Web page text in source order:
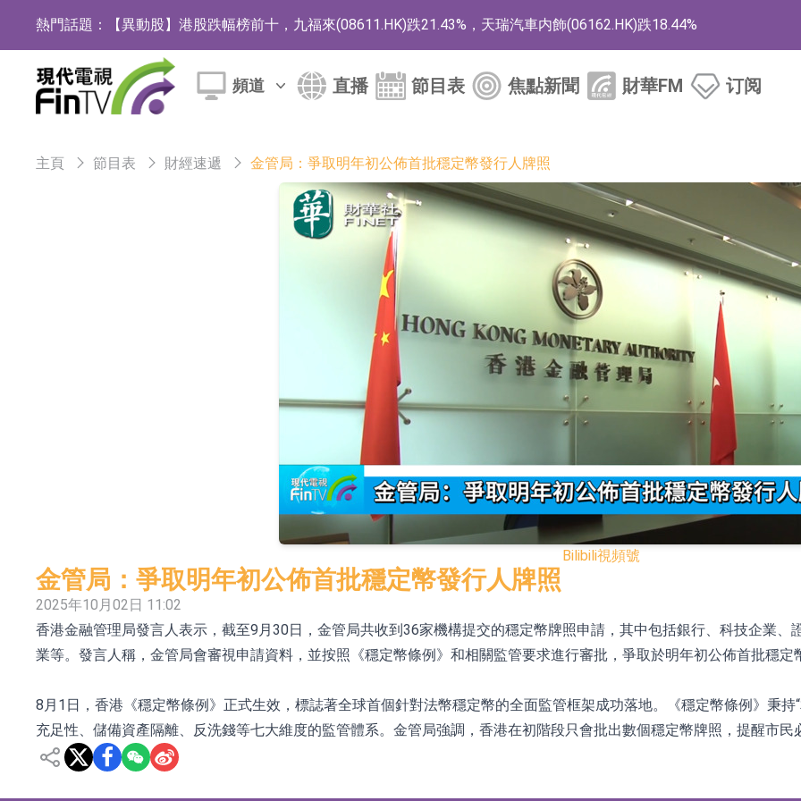
熱門話題： 【異動股】港股跌幅榜前十，九福來(08611.HK)跌21.43%，天瑞汽車内飾(06162.HK)跌18.44%
【異動股】港股漲幅榜前十，佳明集團控股(01271.HK)漲+78.22%，拿森科技(02261.HK)漲+64.11%
斯迪克：公司為國內摺疊屏核心功能材料供應商
聚辰股份：公司VPD芯片已順利通過目標客戶的測試認證
上期所：7月份對11個實際控制關系賬戶組採取限制開倉的監管措施
特發服務：成功中標嗶哩嗶哩上海濱江總部物業服務項目
亞太股份：公司是零跑汽車和Stellantis集團的供應商
理工雷科面向邊緣AI場景推出"山海"系列智算模組 系列產品基於國產CPU與GPU構建
【異動股】醫療研發外包板塊拉升，博騰股份(300363.CN)漲20.02%
依米康：海外交付以東南亞、中東市場為主 並已取得歐美相關認證
上交所：財通多策略福鑫定期開放靈活配置混合型發起式證券投資基金臨時停牌
上交所：景順長城全球半導體芯片產業股票型證券投資基金臨時停牌
【異動股】港股跌幅榜前十，卡森國際(00496.HK)跌22.40%，九福來(08611.HK)跌21.01%
【異動股】港股漲幅榜前十，拿森科技(02261.HK)漲+75.05%，辰興發展(02286.HK)漲+64.91%
神火股份：新疆神火鋁水轉化率已100%
【異動股】焦炭Ⅲ板塊下挫，陝西黑貓(601015.CN)跌8.38%
浙江證監局對財通證券股份有限公司採取出具警示函措施
山金國際：港股上市工作正常推進中
頻道 直播 節目表 焦點新聞 財華FM 订阅
主頁 節目表 財經速遞 金管局：爭取明年初公佈首批穩定幣發行人牌照
Bilibili視頻號
金管局：爭取明年初公佈首批穩定幣發行人牌照
2025年10月02日 11:02
香港金融管理局發言人表示，截至9月30日，金管局共收到36家機構提交的穩定幣牌照申請，其中包括銀行、科技企業
業等。發言人稱，金管局會審視申請資料，並按照《穩定幣條例》和相關監管要求進行審批，爭取於明年初公佈首批穩定
8月1日，香港《穩定幣條例》正式生效，標誌著全球首個針對法幣穩定幣的全面監管框架成功落地。《穩定幣條例》秉
充足性、儲備資產隔離、反洗錢等七大維度的監管體系。金管局強調，香港在初階段只會批出數個穩定幣牌照，提醒市